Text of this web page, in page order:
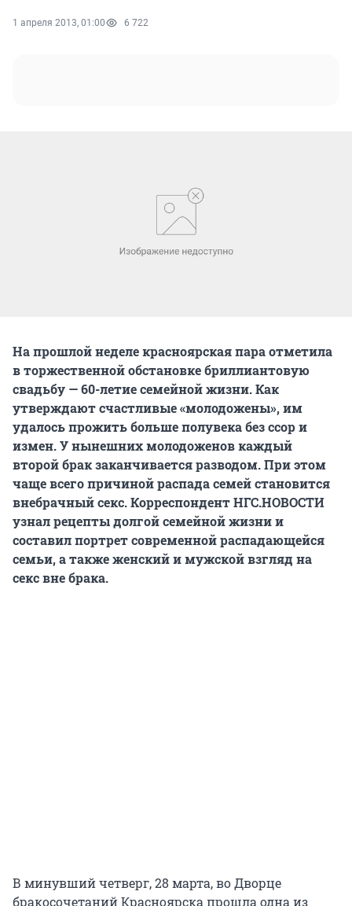
1 апреля 2013, 01:00 6 722
На прошлой неделе красноярская пара отметила
в торжественной обстановке бриллиантовую
свадьбу — 60-летие семейной жизни. Как
утверждают счастливые «молодожены», им
удалось прожить больше полувека без ссор и
измен. У нынешних молодоженов каждый
второй брак заканчивается разводом. При этом
чаще всего причиной распада семей становится
внебрачный секс. Корреспондент НГС.НОВОСТИ
узнал рецепты долгой семейной жизни и
составил портрет современной распадающейся
семьи, а также женский и мужской взгляд на
секс вне брака.
В минувший четверг, 28 марта, во Дворце
бракосочетаний Красноярска прошла одна из